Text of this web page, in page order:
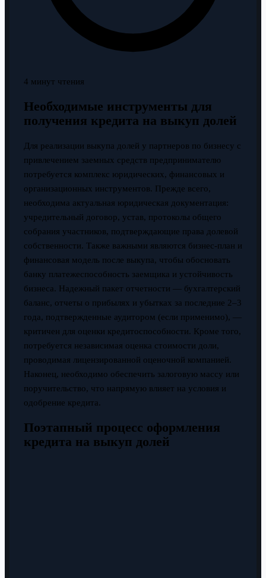
4 минут чтения
Необходимые инструменты для
получения кредита на выкуп долей
Для реализации выкупа долей у партнеров по бизнесу с
привлечением заемных средств предпринимателю
потребуется комплекс юридических, финансовых и
организационных инструментов. Прежде всего,
необходима актуальная юридическая документация:
учредительный договор, устав, протоколы общего
собрания участников, подтверждающие права долевой
собственности. Также важными являются бизнес-план и
финансовая модель после выкупа, чтобы обосновать
банку платежеспособность заемщика и устойчивость
бизнеса. Надежный пакет отчетности — бухгалтерский
баланс, отчеты о прибылях и убытках за последние 2–3
года, подтвержденные аудитором (если применимо), —
критичен для оценки кредитоспособности. Кроме того,
потребуется независимая оценка стоимости доли,
проводимая лицензированной оценочной компанией.
Наконец, необходимо обеспечить залоговую массу или
поручительство, что напрямую влияет на условия и
одобрение кредита.
Поэтапный процесс оформления
кредита на выкуп долей